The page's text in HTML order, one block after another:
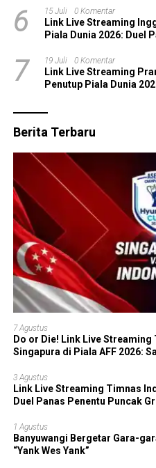
6 15 Juli 0 Komentar
Link Live Streaming
Piala Dunia 2026: Duel
7 19 Juli 0 Komentar
Link Live Streaming
Penutup Piala Dunia
Berita Terbaru
7 Agustus
Do or Die! Link Live
Singapura di Piala AFF 2026:
3 Agustus
Link Live Streaming Timnas
Duel Panas Penentu Puncak
1 Agustus
Banyuwangi Bergetar Gara-
“Yank Wes Yank”